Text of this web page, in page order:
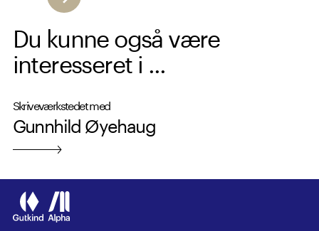
Du kunne også være
interesseret i ...
Skriveværkstedet med
Gunnhild Øyehaug